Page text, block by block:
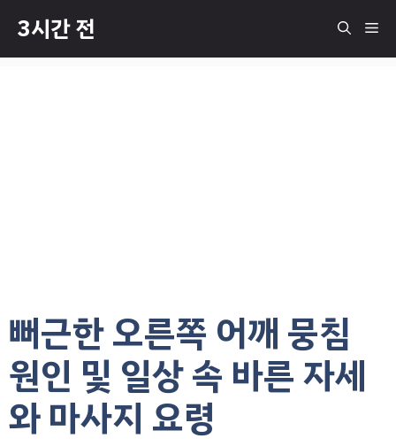
츠
3시간 전 메
뻐근한 오른쪽 어깨 뭉침
원인 및 일상 속 바른 자세
와 마사지 요령